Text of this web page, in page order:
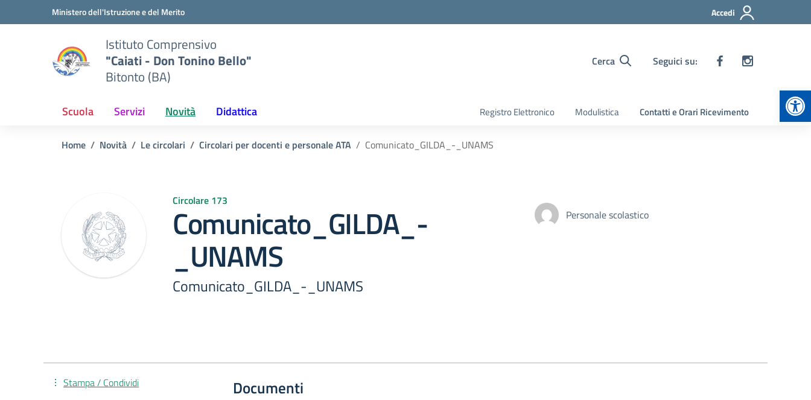
Vai ai contenuti
Vai al menu di navigazioneMinistero dell'Istruzione e del Merito Accedi
Istituto Comprensivo
"Caiati - Don Tonino Bello"
Bitonto (BA)
Cerca Seguici su:
Scuola Servizi Novità Didattica Registro Elettronico Modulistica Contatti e Orari Ricevimento
Home Novità Le circolari Circolari per docenti e personale ATA Comunicato_GILDA_-_UNAMS
Circolare 173
Comunicato_GILDA_-
_UNAMS
Comunicato_GILDA_-_UNAMS
Personale scolastico
Documenti
Stampa / Condividi